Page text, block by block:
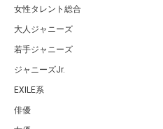
女性タレント総合
大人ジャニーズ
若手ジャニーズ
ジャニーズJr.
EXILE系
俳優